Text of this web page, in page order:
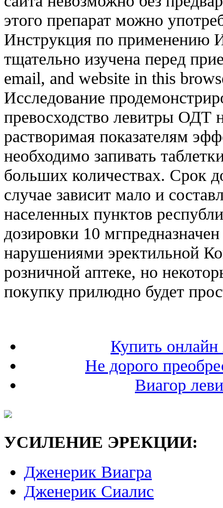
этого препарат можно
Инструкция по применению
тщательно изучена перед
email, and website in this
Исследование
превосходство левитры ОДТ
растворимая показателям
необходимо запивать
больших количествах. Срок
случае зависит мало и
населенных пунктов
дозировки 10
нарушениями эректильной
розничной аптеке, но
покупку прилюдно будет
Купить
Не дорого
Виагор
УСИЛЕНИЕ ЭРЕКЦИИ:
Дженерик Виагра
Дженерик Сиалис